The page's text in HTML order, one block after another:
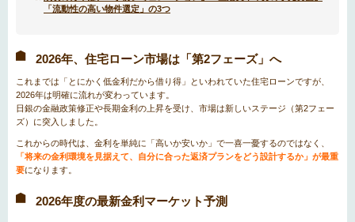
「流動性の高い物件選定」の3つ
2026年、住宅ローン市場は「第2フェーズ」へ
これまでは「とにかく低金利だから借り得」といわれていた住宅ローンですが、
2026年は明確に流れが変わっています。
日銀の金融政策修正や長期金利の上昇を受け、市場は新しいステージ（第2フェー
ズ）に突入しました。
これからの時代は、金利を単純に「高いか安いか」で一喜一憂するのではなく、
「将来の金利環境を見据えて、自分に合った返済プランをどう設計するか」が最重
要になります。
2026年度の最新金利マーケット予測